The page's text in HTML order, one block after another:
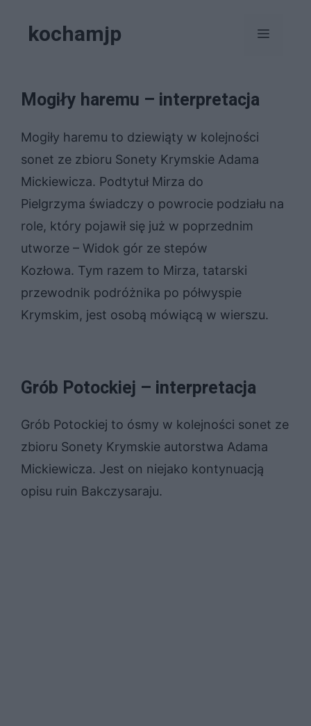
kochamjp Menu
Mogiły haremu – interpretacja
Mogiły haremu to dziewiąty w kolejności
sonet ze zbioru Sonety Krymskie Adama
Mickiewicza. Podtytuł Mirza do
Pielgrzyma świadczy o powrocie podziału na
role, który pojawił się już w poprzednim
utworze – Widok gór ze stepów
Kozłowa. Tym razem to Mirza, tatarski
przewodnik podróżnika po półwyspie
Krymskim, jest osobą mówiącą w wierszu.
Grób Potockiej – interpretacja
Grób Potockiej to ósmy w kolejności sonet ze
zbioru Sonety Krymskie autorstwa Adama
Mickiewicza. Jest on niejako kontynuacją
opisu ruin Bakczysaraju.